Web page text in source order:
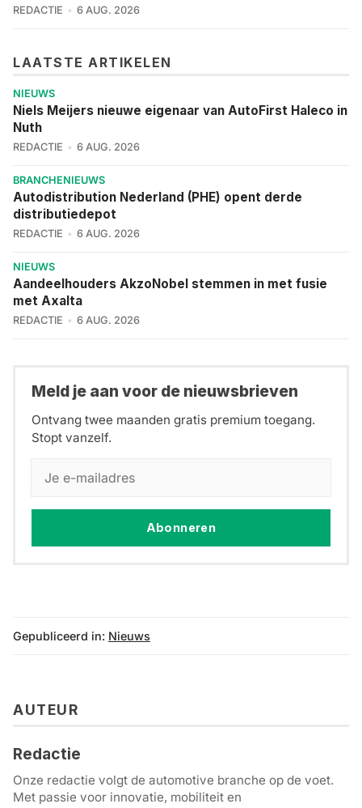
REDACTIE 6 AUG. 2026
LAATSTE ARTIKELEN
NIEUWS
Niels Meijers nieuwe eigenaar van AutoFirst Haleco in
Nuth
REDACTIE 6 AUG. 2026
BRANCHENIEUWS
Autodistribution Nederland (PHE) opent derde
distributiedepot
REDACTIE 6 AUG. 2026
NIEUWS
Aandeelhouders AkzoNobel stemmen in met fusie
met Axalta
REDACTIE 6 AUG. 2026
Meld je aan voor de nieuwsbrieven
Ontvang twee maanden gratis premium toegang.
Stopt vanzelf.
Abonneren
Gepubliceerd in: Nieuws
AUTEUR
Redactie
Onze redactie volgt de automotive branche op de voet.
Met passie voor innovatie, mobiliteit en